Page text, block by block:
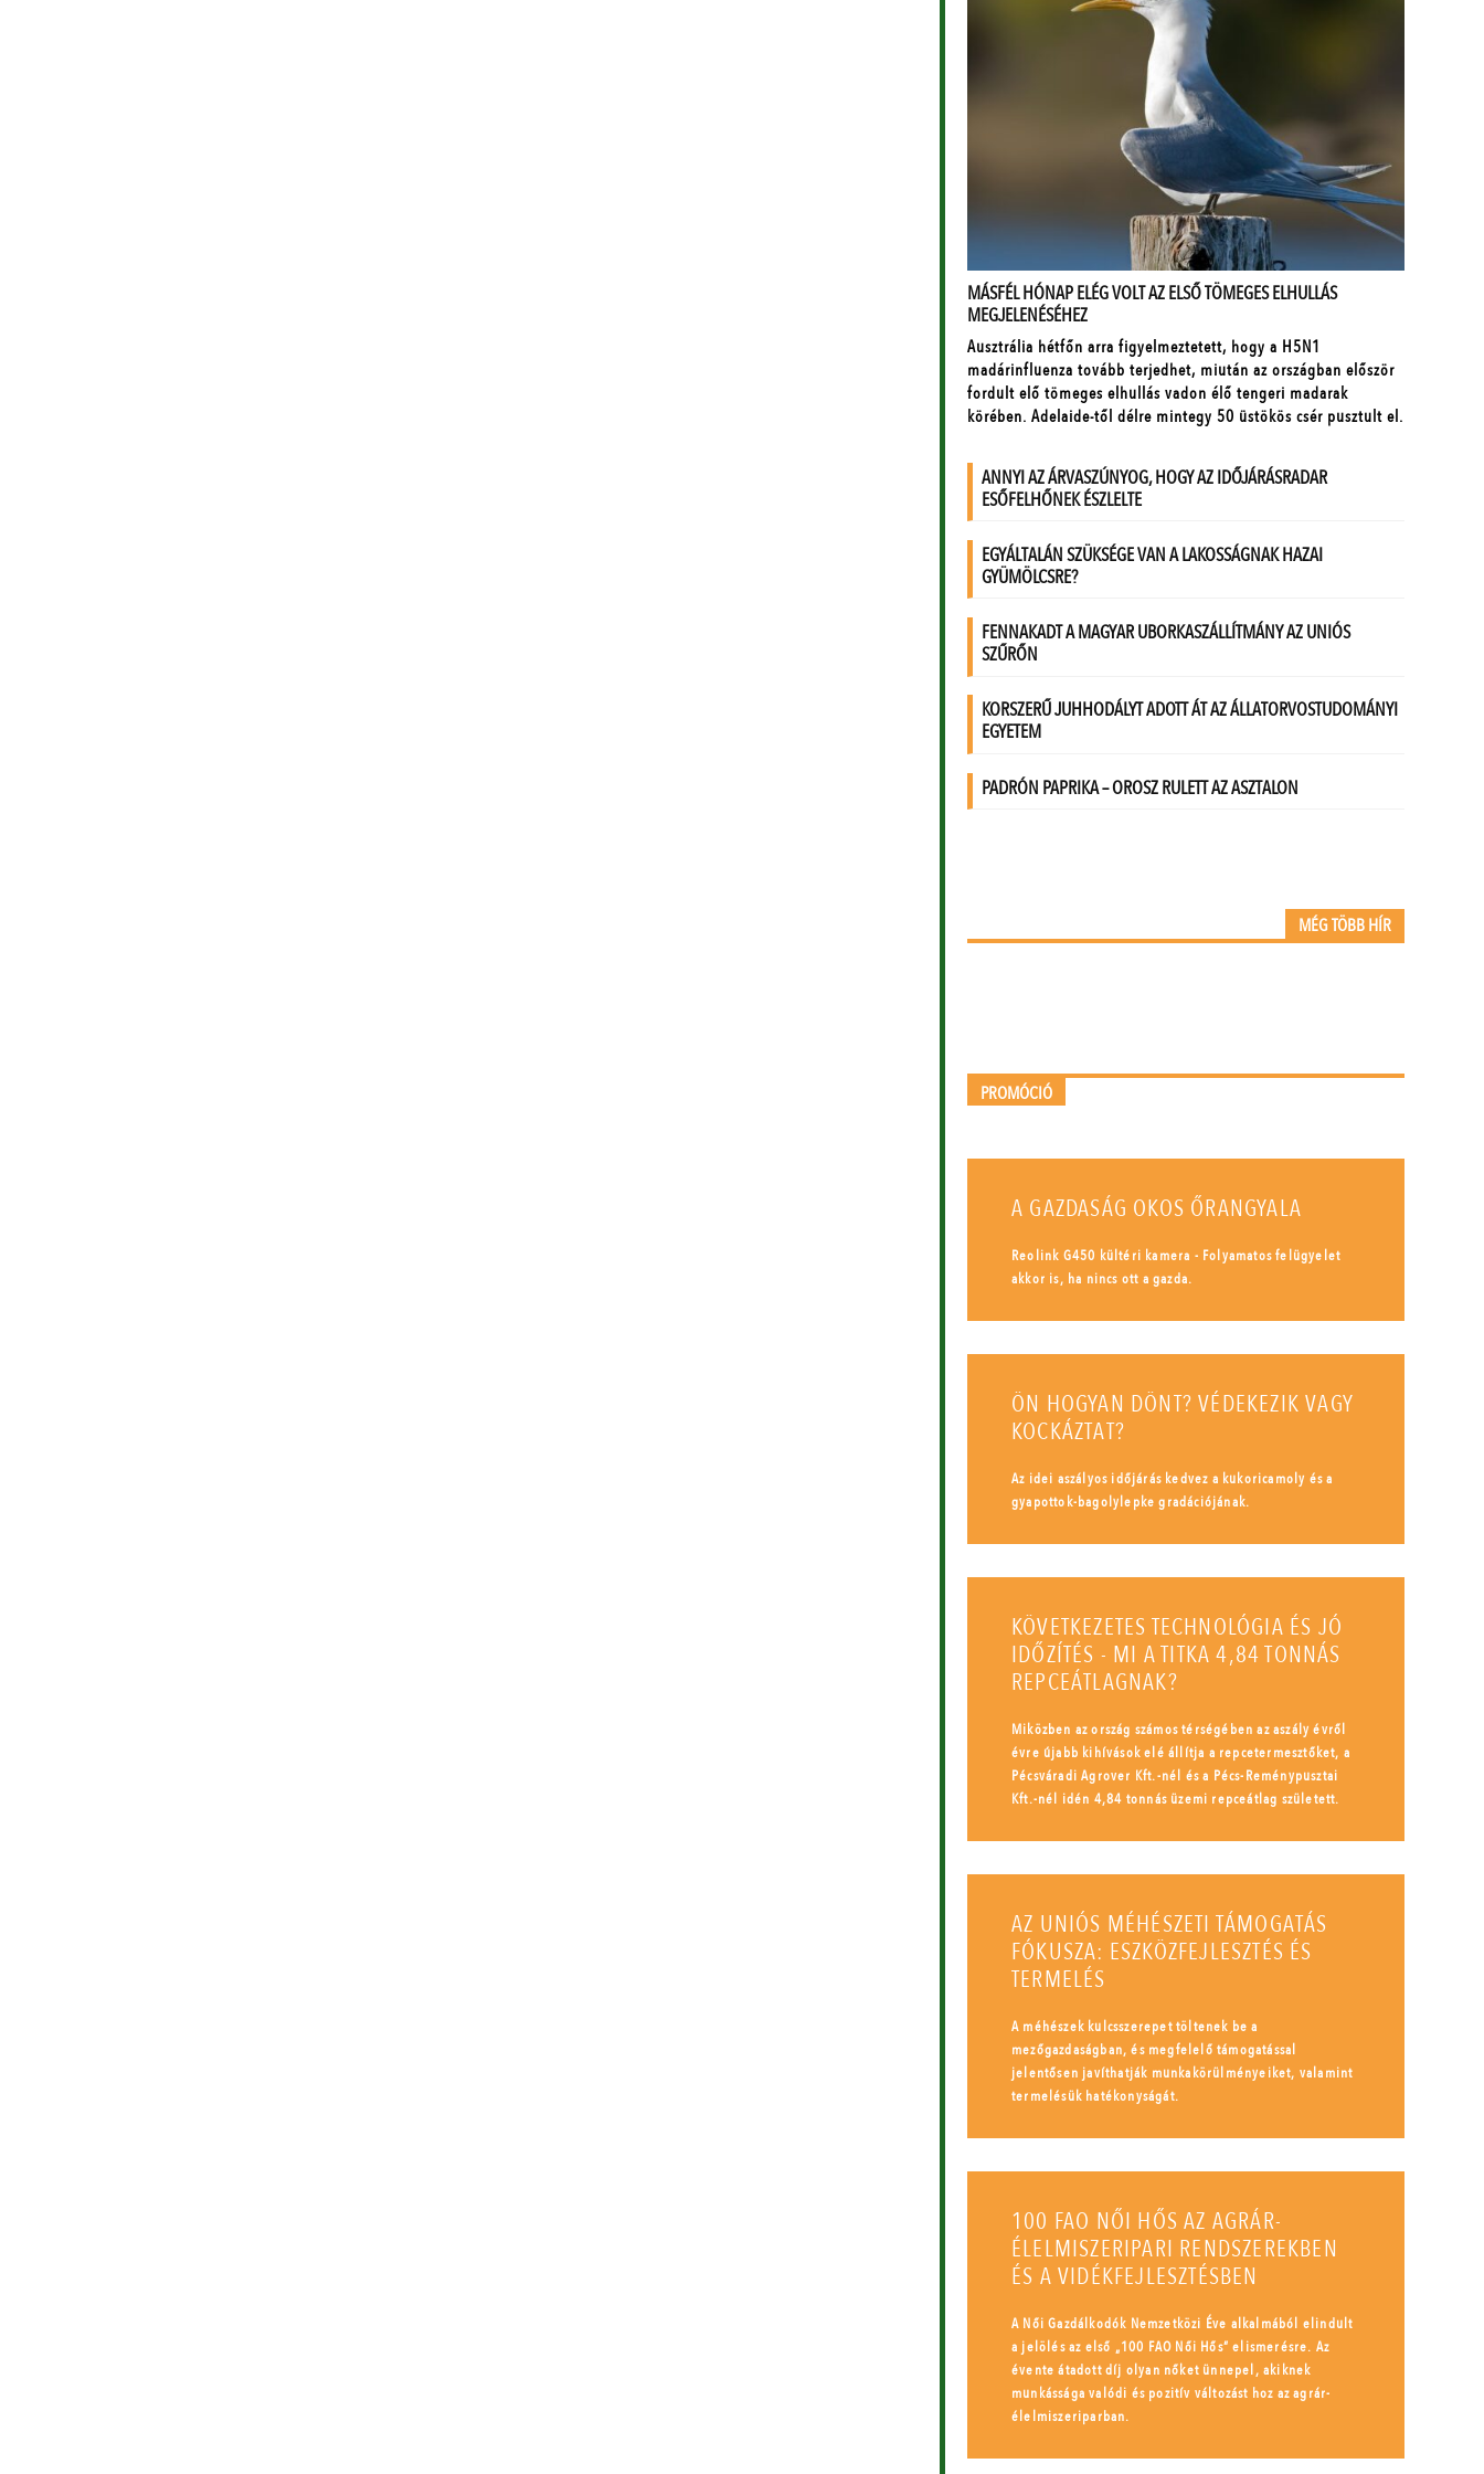
MÉG TÖBB HÍR
PROMÓCIÓ
A GAZDASÁG OKOS ŐRANGYALA
Reolink G450 kültéri kamera - Folyamatos felügyelet
akkor is, ha nincs ott a gazda.
ÖN HOGYAN DÖNT? VÉDEKEZIK VAGY
KOCKÁZTAT?
Az idei aszályos időjárás kedvez a kukoricamoly és a
gyapottok-bagolylepke gradációjának.
KÖVETKEZETES TECHNOLÓGIA ÉS JÓ
IDŐZÍTÉS - MI A TITKA 4,84 TONNÁS
REPCEÁTLAGNAK?
Miközben az ország számos térségében az aszály évről
évre újabb kihívások elé állítja a repcetermesztőket, a
Pécsváradi Agrover Kft.-nél és a Pécs-Reménypusztai
Kft.-nél idén 4,84 tonnás üzemi repceátlag született.
AZ UNIÓS MÉHÉSZETI TÁMOGATÁS
FÓKUSZA: ESZKÖZFEJLESZTÉS ÉS
TERMELÉS
A méhészek kulcsszerepet töltenek be a
mezőgazdaságban, és megfelelő támogatással
jelentősen javíthatják munkakörülményeiket, valamint
termelésük hatékonyságát.
100 FAO NŐI HŐS AZ AGRÁR-
ÉLELMISZERIPARI RENDSZEREKBEN
ÉS A VIDÉKFEJLESZTÉSBEN
A Női Gazdálkodók Nemzetközi Éve alkalmából elindult
a jelölés az első „100 FAO Női Hős” elismerésre. Az
évente átadott díj olyan nőket ünnepel, akiknek
munkássága valódi és pozitív változást hoz az agrár-
élelmiszeriparban.